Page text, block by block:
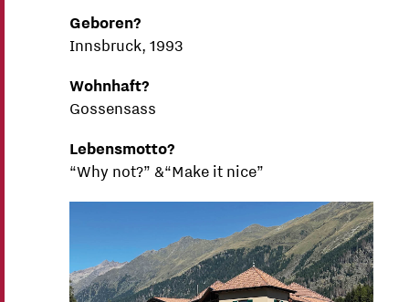
Geboren?
Innsbruck, 1993
Wohnhaft?
Gossensass
Lebensmotto?
“Why not?” &“Make it nice”